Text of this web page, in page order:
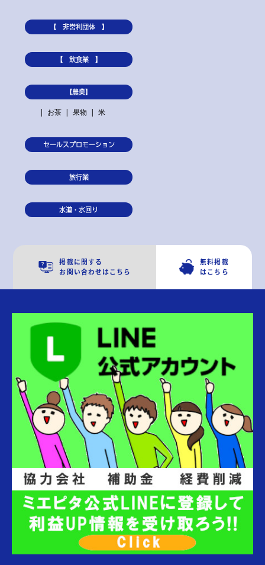
【 非営利団体 】
【 飲食業 】
【農業】
お茶
果物 米
セールスプロモーション
旅行業
水道・水回り
掲載に関する
お問い合わせはこちら
無料掲載
はこちら